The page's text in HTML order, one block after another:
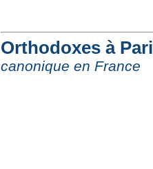
Orthodoxes à
canonique en France